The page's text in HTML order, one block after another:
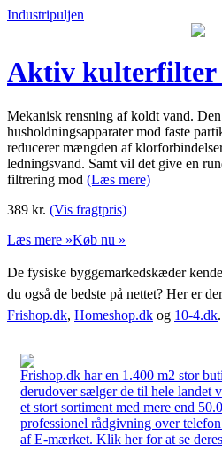
Industripuljen
Aktiv kulterfilter
Mekanisk rensning af koldt vand.
husholdningsapparater mod faste
reducerer mængden af
ledningsvand. Samt vil det give en
filtrering mod (Læs mere)
389 kr. (Vis fragtpris)
Læs mere »Køb nu »
De fysiske byggemarkedskæder
du også de bedste på nettet? Her er
Frishop.dk, Homeshop.dk og 10-4.dk.
Frishop.dk har en 1.400 m2 stor
derudover sælger de til hele landet
et stort sortiment med mere end
professionel rådgivning over
af E-mærket. Klik her for at se